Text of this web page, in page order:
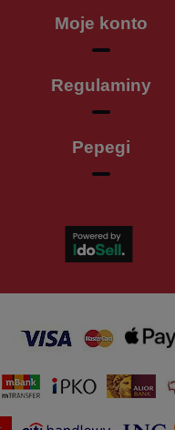
Moje konto
Regulaminy
Pepegi